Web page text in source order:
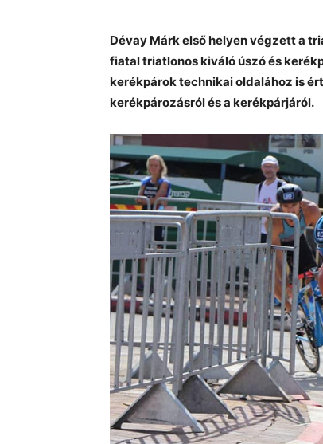
Dévay Márk első helyen végzett a
fiatal triatlonos kiváló úszó és
kerékpárok technikai oldalához is
kerékpározásról és a kerékpárjáról.